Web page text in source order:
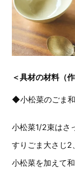
＜具材の材料（
◆小松菜のごま和
小松菜1/2束はさ
すりごま大さじ2
小松菜を加えて和